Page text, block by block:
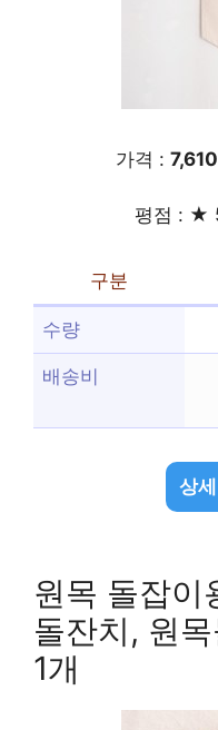
가격 :
평점 : ★
구분
수량
배송비
상
원목 돌잡이
돌잔치, 원
1개